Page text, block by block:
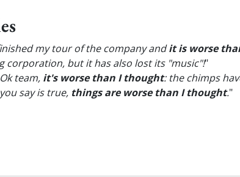
my tour of the company andit is worse
corporation, but it has also lost its "music"!"
team, it's worse than I thought: the chimps
say is true, things are worse than I thought."